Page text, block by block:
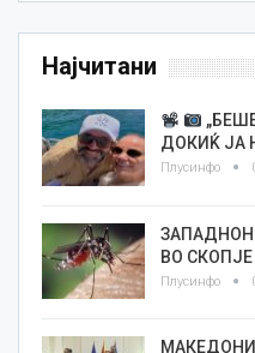
Најчитани
ДОКИЌ ЈА
Плусинфо
ВО
Плусинфо